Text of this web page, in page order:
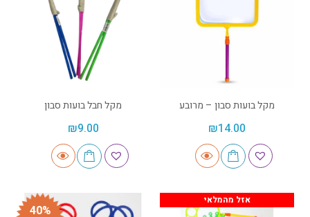
מקל בועות סבון – מרובע
₪14.00
מקל חבל בועות סבון
₪9.00
אזל מהמלאי
40%